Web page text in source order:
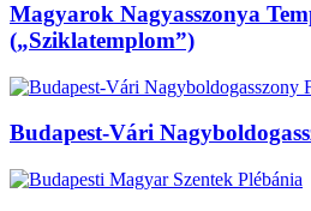
Magyarok Nagyasszonya
(„Sziklatemplom”)
Budapest-Vári